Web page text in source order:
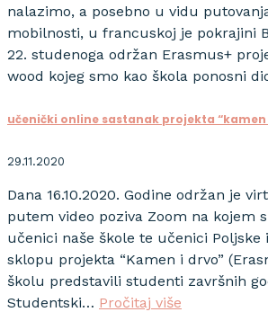
nalazimo, a posebno u vidu
mobilnosti, u francuskoj je pokrajini
22. studenoga održan Erasmus+
wood kojeg smo kao škola ponosni
učenički online sastanak projekta “kamen
29.11.2020
Dana 16.10.2020. Godine održan je
putem video poziva Zoom na kojem
učenici naše škole te učenici Poljske
sklopu projekta “Kamen i drvo”
školu predstavili studenti završnih
Studentski… Pročitaj više